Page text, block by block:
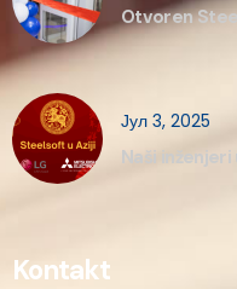
Otvoren
Јул 3, 2025
Naši
Kontakt